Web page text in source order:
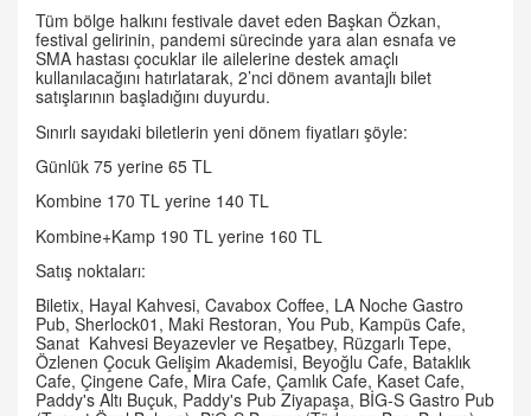
Tüm bölge halkını festivale davet eden Başkan Özkan,
festival gelirinin, pandemi sürecinde yara alan esnafa ve
SMA hastası çocuklar ile ailelerine destek amaçlı
kullanılacağını hatırlatarak, 2’nci dönem avantajlı bilet
satışlarının başladığını duyurdu.
Sınırlı sayıdaki biletlerin yeni dönem fiyatları şöyle:
Günlük 75 yerine 65 TL
Kombine 170 TL yerine 140 TL
Kombine+Kamp 190 TL yerine 160 TL
Satış noktaları:
Biletix, Hayal Kahvesi, Cavabox Coffee, LA Noche Gastro
Pub, Sherlock01, Maki Restoran, You Pub, Kampüs Cafe,
Sanat Kahvesi Beyazevler ve Reşatbey, Rüzgarlı Tepe,
Özlenen Çocuk Gelişim Akademisi, Beyoğlu Cafe, Bataklık
Cafe, Çingene Cafe, Mira Cafe, Çamlık Cafe, Kaset Cafe,
Paddy's Altı Buçuk, Paddy's Pub Ziyapaşa, BİG-S Gastro Pub